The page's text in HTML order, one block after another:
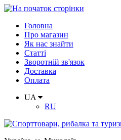
Головна
Про магазин
Як нас знайти
Статті
Зворотній зв'язок
Доставка
Оплата
UA
RU